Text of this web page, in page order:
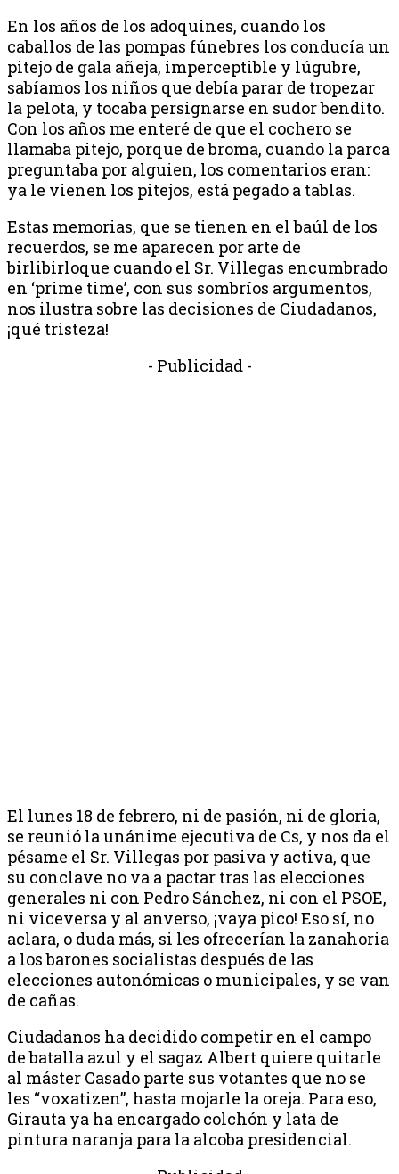
En los años de los adoquines, cuando los
caballos de las pompas fúnebres los conducía un
pitejo de gala añeja, imperceptible y lúgubre,
sabíamos los niños que debía parar de tropezar
la pelota, y tocaba persignarse en sudor bendito.
Con los años me enteré de que el cochero se
llamaba pitejo, porque de broma, cuando la parca
preguntaba por alguien, los comentarios eran:
ya le vienen los pitejos, está pegado a tablas.
Estas memorias, que se tienen en el baúl de los
recuerdos, se me aparecen por arte de
birlibirloque cuando el Sr. Villegas encumbrado
en ‘prime time’, con sus sombríos argumentos,
nos ilustra sobre las decisiones de Ciudadanos,
¡qué tristeza!
- Publicidad -
El lunes 18 de febrero, ni de pasión, ni de gloria,
se reunió la unánime ejecutiva de Cs, y nos da el
pésame el Sr. Villegas por pasiva y activa, que
su conclave no va a pactar tras las elecciones
generales ni con Pedro Sánchez, ni con el PSOE,
ni viceversa y al anverso, ¡vaya pico! Eso sí, no
aclara, o duda más, si les ofrecerían la zanahoria
a los barones socialistas después de las
elecciones autonómicas o municipales, y se van
de cañas.
Ciudadanos ha decidido competir en el campo
de batalla azul y el sagaz Albert quiere quitarle
al máster Casado parte sus votantes que no se
les “voxatizen”, hasta mojarle la oreja. Para eso,
Girauta ya ha encargado colchón y lata de
pintura naranja para la alcoba presidencial.